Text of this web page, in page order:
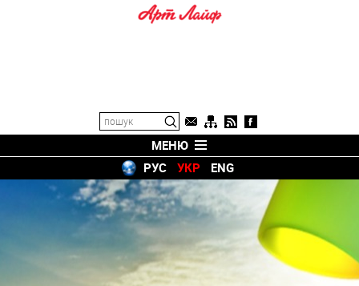
МЕНЮ
РУС
УКР ENG